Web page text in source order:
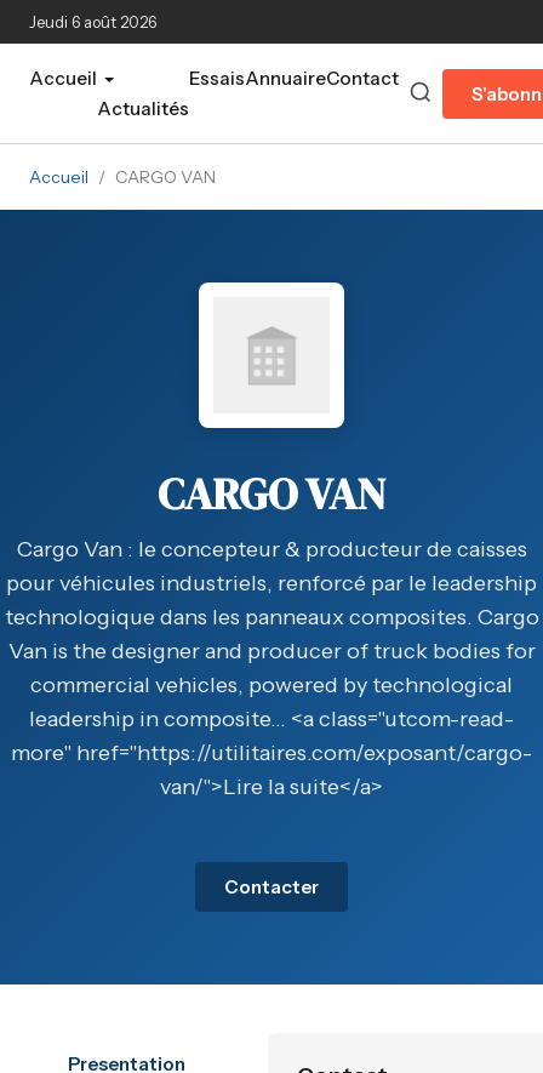
Aller au contenu principal
Jeudi 6 août 2026
Accueil
Actualités
EssaisAnnuaireContact
Accueil / CARGO VAN
CARGO VAN
Cargo Van : le concepteur & producteur de caisses
pour véhicules industriels, renforcé par le leadership
technologique dans les panneaux composites. Cargo
Van is the designer and producer of truck bodies for
commercial vehicles, powered by technological
leadership in composite… <a class="utcom-read-
more" href="https://utilitaires.com/exposant/cargo-
van/">Lire la suite</a>
Contacter
Presentation